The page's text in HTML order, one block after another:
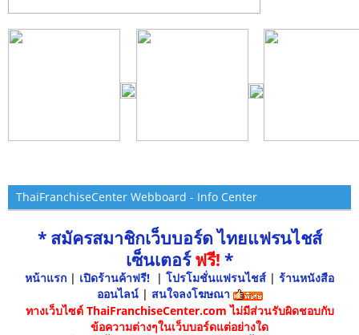
ThaiFranchiseCenter Webboard - Info Center
* สมัครสมาชิกเว็บบอร์ด ไทยแฟรนไชส์
เซ็นเตอร์ฟรี! *
หน้าแรก | เปิดร้านค้าฟรี! | โปรโมชั่นแฟรนไชส์ | ร้านหนังสือ
ออนไลน์ | สนใจลงโฆษณา
ทางเว็บไซต์ ThaiFranchiseCenter.com ไม่มีส่วนรับผิดชอบกับ
ข้อความต่างๆในเว็บบอร์ดแต่อย่างใด